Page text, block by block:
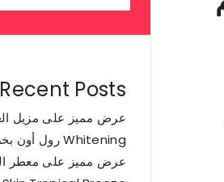
Recent Posts
Whitening رول أون بخصم 36%